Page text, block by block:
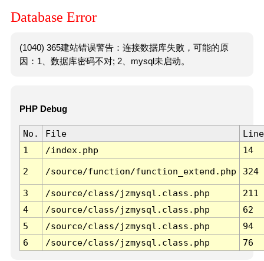
Database Error
(1040) 365建站错误警告：连接数据库失败，可能的原
因：1、数据库密码不对; 2、mysql未启动。
PHP Debug
No. File
Line
1
/index.php 14
2 /source/function/function_extend.php 324
3 /source/class/jzmysql.class.php
211
4
/source/class/jzmysql.class.php
62
5
/source/class/jzmysql.class.php
94
6
/source/class/jzmysql.class.php 76